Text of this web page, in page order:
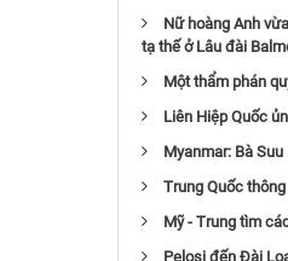
Nữ hoàng Anh
tạ thế ở Lâu đài
Một thẩm phán
Liên Hiệp Quốc
Myanmar: Bà
Trung Quốc
Mỹ - Trung tìm
Pelosi đến Đài